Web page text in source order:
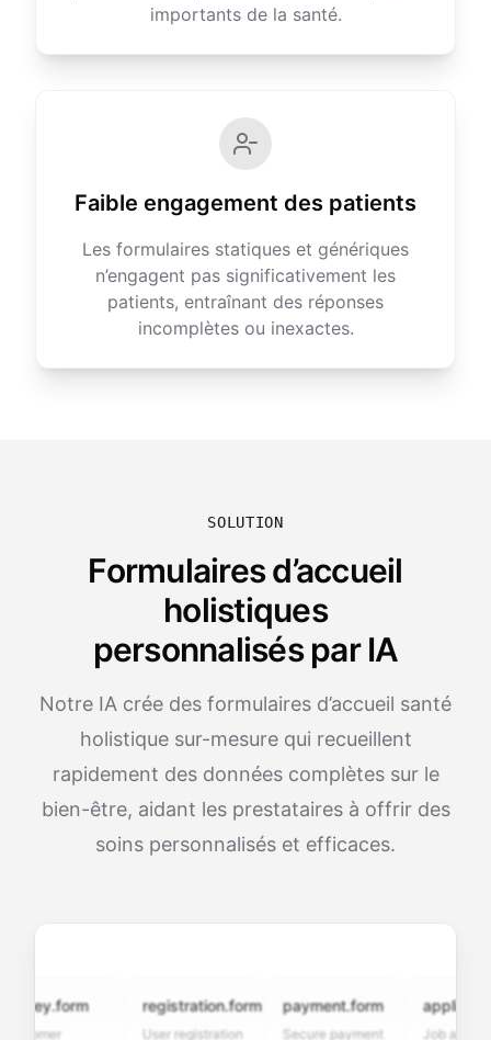
importants de la santé.
Faible engagement des patients
Les formulaires statiques et génériques
n’engagent pas significativement les
patients, entraînant des réponses
incomplètes ou inexactes.
SOLUTION
Formulaires d’accueil
holistiques
personnalisés par IA
Notre IA crée des formulaires d’accueil santé
holistique sur-mesure qui recueillent
rapidement des données complètes sur le
bien-être, aidant les prestataires à offrir des
soins personnalisés et efficaces.
registration.form
User registration
payment.form
Secure payment Job application